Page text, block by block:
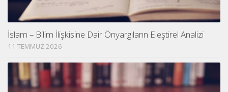
İslam – Bilim İlişkisine Dair Önyargıların Eleştirel Analizi
11 TEMMUZ 2026